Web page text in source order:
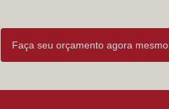
Faça seu orçamento agora mesmo